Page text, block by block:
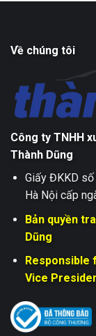
Về chúng tôi
Công ty TNHH
Thành Dũng
Giấy ĐKKD
Hà Nội cấp
Bản quyền
Dũng
Responsible
Vice